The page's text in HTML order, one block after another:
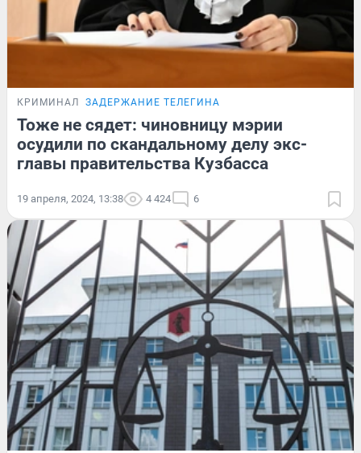
КРИМИНАЛ ЗАДЕРЖАНИЕ ТЕЛЕГИНА
Тоже не сядет: чиновницу мэрии
осудили по скандальному делу экс-
главы правительства Кузбасса
19 апреля, 2024, 13:38 4 424 6